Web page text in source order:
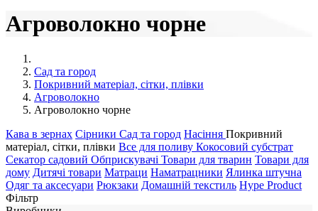
Агроволокно чорне
Сад та город
Покривний матеріал, сітки, плівки
Агроволокно
Агроволокно чорне
Кава в зернах Сірники Сад та город Насіння Покривний
матеріал, сітки, плівки Все для поливу Кокосовий субстрат
Секатор садовий Обприскувачі Товари для тварин Товари для
дому Дитячі товари Матраци Наматрацники Ялинка штучна
Одяг та аксесуари Рюкзаки Домашній текстиль Hype Product
Фільтр